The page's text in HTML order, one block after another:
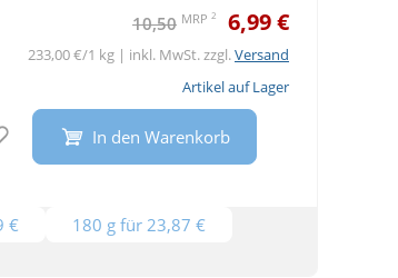
10,50 MRP 2 6,99 €
233,00 €/1 kg | inkl. MwSt. zzgl.Versand
Artikel auf Lager
den Merkzettel
In den Warenkorb
€
180 g für 23,87 €